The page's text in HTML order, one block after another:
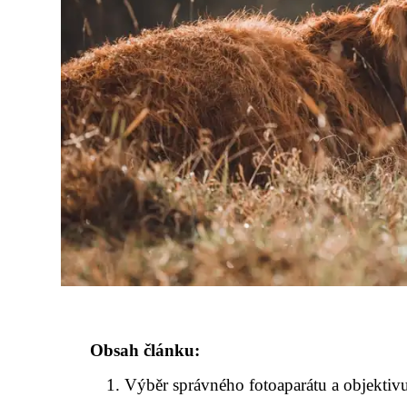
Obsah článku:
Výběr správného fotoaparátu a